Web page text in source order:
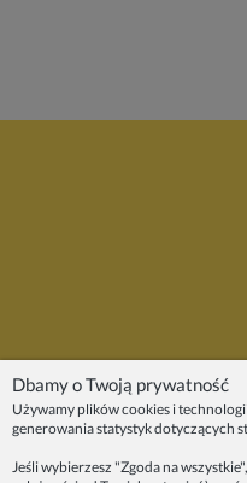
Dbamy o Twoją prywatność
Używamy plików cookies i
generowania statystyk dotyczących
Jeśli wybierzesz "Zgoda na